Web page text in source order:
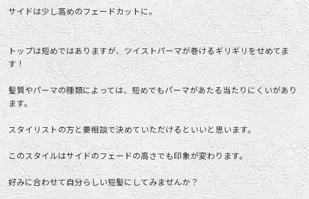
サイドは少し高めのフェードカットに。
トップは短めではありますが、ツイストパーマが巻けるギリギリをせめてま
す！
髪質やパーマの種類によっては、短めでもパーマがあたる当たりにくいがあり
ます。
スタイリストの方と要相談で決めていただけるといいと思います。
このスタイルはサイドのフェードの高さでも印象が変わります。
好みに合わせて自分らしい短髪にしてみませんか？